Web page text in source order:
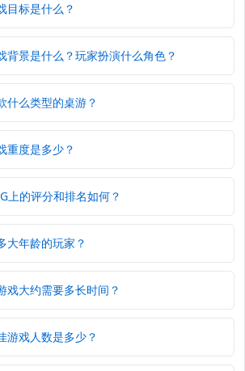
目标是什么？
背景是什么？玩家扮演什么角色？
什么类型的桌游？
重度是多少？
上的评分和排名如何？
大年龄的玩家？
戏大约需要多长时间？
游戏人数是多少？